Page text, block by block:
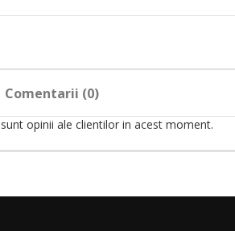
Comentarii (0)
opinii ale clientilor in acest moment.